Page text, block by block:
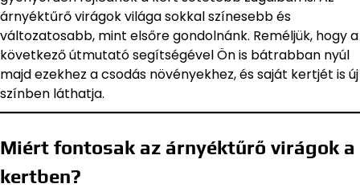
árnyéktűrő virágok világa sokkal színesebb és
változatosabb, mint elsőre gondolnánk. Reméljük, hogy a
következő útmutató segítségével Ön is bátrabban nyúl
majd ezekhez a csodás növényekhez, és saját kertjét is új
színben láthatja.
Miért fontosak az árnyéktűrő virágok a
kertben?